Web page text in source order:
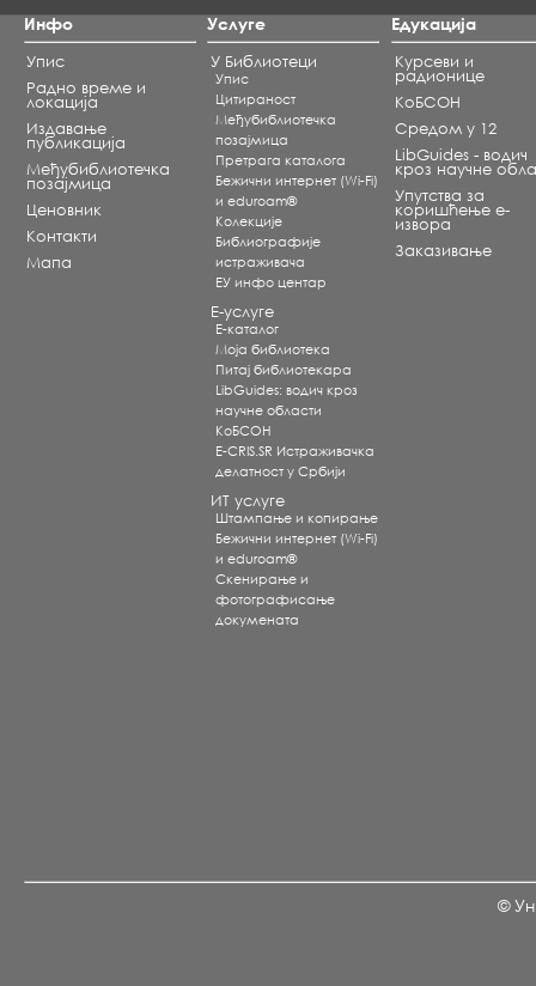
Инфо
Упис
Радно време и
локација
Издавање
публикација
Међубиблиотечка
позајмица
Ценовник
Контакти
Мапа
Услуге
У Библиотеци
Упис
Цитираност
Међубиблиотечка
позајмица
Претрага каталога
Бежични интернет (Wi-Fi)
и eduroam®
Koлекције
Библиографије
истраживача
ЕУ инфо центар
Е-услуге
Е-каталог
Моја библиотека
Питај библиотекара
LibGuides: водич кроз
научне области
КоБСОН
E-CRIS.SR Истраживачка
делатност у Србији
ИТ услуге
Штампање и копирање
Бежични интернет (Wi-Fi)
и eduroam®
Скенирање и
фотографисање
докумената
Едукација
Курсеви и
радионице
КоБСОН
Средом у 12
LibGuides - водич
кроз научне
Упутства за
коришћење е-
извора
Заказивање
©